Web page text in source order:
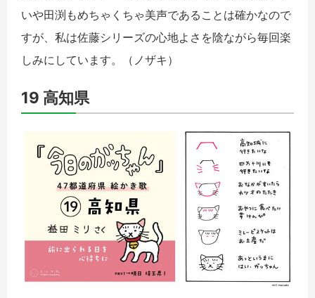
いや田渕もめちゃくちゃ美声であることは確かなので
すが、私は佐藤シリーズの心地よさを陰ながら毎回楽
しみにしています。
（ノザキ）
19 高知県